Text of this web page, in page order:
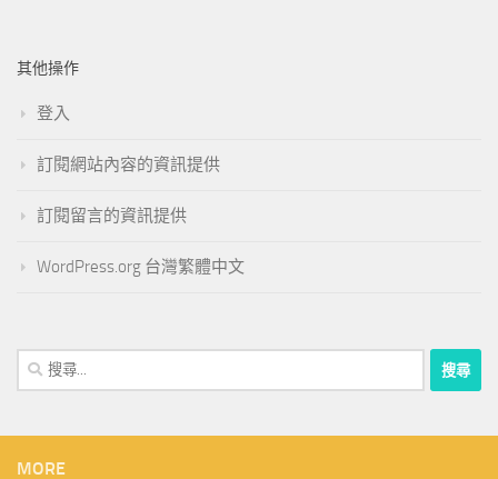
其他操作
登入
訂閱網站內容的資訊提供
訂閱留言的資訊提供
WordPress.org 台灣繁體中文
搜
尋
鍵
字:
MORE